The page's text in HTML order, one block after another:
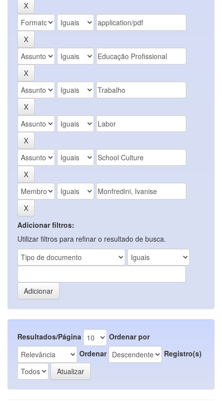
Adicionar filtros:
Utilizar filtros para refinar o resultado de busca.
Resultados/Página
Ordenar por
Ordenar
Registro(s)